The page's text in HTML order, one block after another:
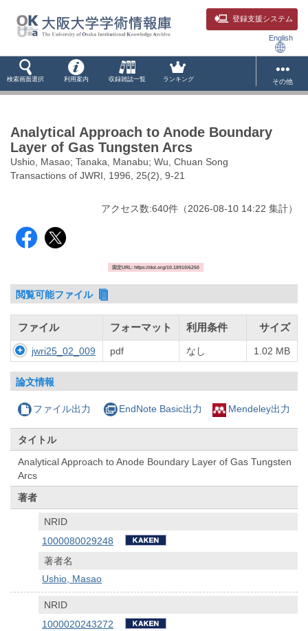
登録支援システム
English
検索画面選択 利用案内 収録雑誌一覧 ランキング その他
Analytical Approach to Anode Boundary
Layer of Gas Tungsten Arcs
Ushio, Masao; Tanaka, Manabu; Wu, Chuan Song
Transactions of JWRI, 1996, 25(2), 9-21
アクセス数:640件 （2026-08-10 14:22 集計）
固定URL: https://doi.org/10.18910/6250
閲覧可能ファイル
ファイル フォーマット 利用条件 サイズ
jwri25_02_009 pdf なし 1.02 MB
論文情報
ファイル出力 EndNote Basic出力 Mendeley出力
タイトル
Analytical Approach to Anode Boundary Layer of Gas Tungsten
Arcs
著者
NRID
1000080029248
著者名
Ushio, Masao
NRID
1000020243272